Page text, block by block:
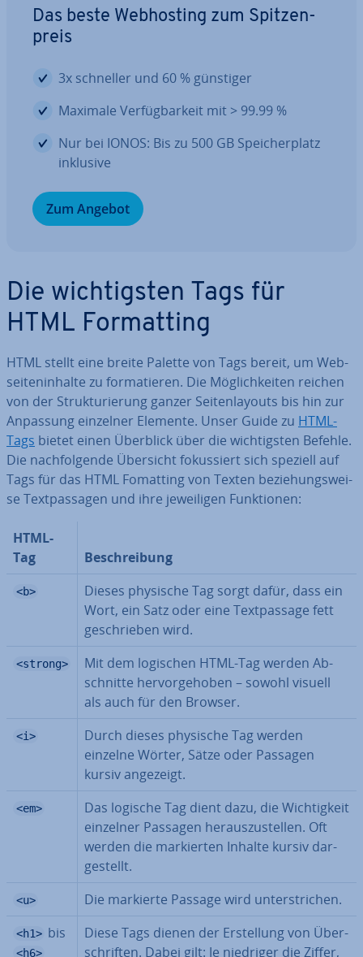
Das beste Web­hos­ting zum Spit­zen­
preis
3x schneller und 60 % günstiger
Maximale Ver­füg­bar­keit mit > 99.99 %
Nur bei IONOS: Bis zu 500 GB Spei­cher­platz
inklusive
Zum Angebot
Die wich­tigs­ten Tags für
HTML For­mat­ting
HTML stellt eine breite Palette von Tags bereit, um Web­
sei­ten­in­hal­te zu for­ma­tie­ren. Die Mög­lich­kei­ten reichen
von der Struk­tu­rie­rung ganzer Sei­ten­lay­outs bis hin zur
Anpassung einzelner Elemente. Unser Guide zu HTML-
Tags bietet einen Überblick über die wich­tigs­ten Befehle.
Die nach­fol­gen­de Übersicht fo­kus­siert sich speziell auf
Tags für das HTML Fomatting von Texten be­zie­hungs­wei­
se Text­pas­sa­gen und ihre je­wei­li­gen Funk­tio­nen:
HTML-
Tag
Be­schrei­bung
<b>
Dieses physische Tag sorgt dafür, dass ein
Wort, ein Satz oder eine Text­pas­sa­ge fett
ge­schrie­ben wird.
<strong>
Mit dem logischen HTML-Tag werden Ab­
schnit­te her­vor­ge­ho­ben – sowohl visuell
als auch für den Browser.
<i>
Durch dieses physische Tag werden
einzelne Wörter, Sätze oder Passagen
kursiv angezeigt.
<em>
Das logische Tag dient dazu, die Wich­tig­keit
einzelner Passagen her­aus­zu­stel­len. Oft
werden die mar­kier­ten Inhalte kursiv dar­
ge­stellt.
<u> Die markierte Passage wird un­ter­stri­chen.
<h1> bis
<h6>
Diese Tags dienen der Er­stel­lung von Über­
schrif­ten. Dabei gilt: Je niedriger die Ziffer,